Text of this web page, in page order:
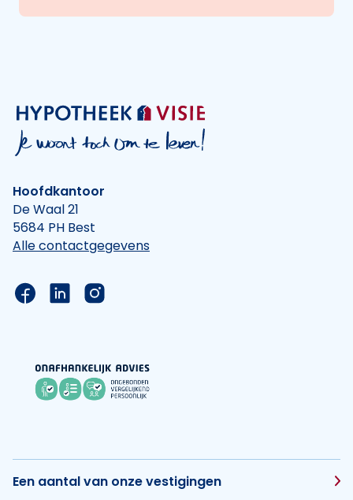
Hoofdkantoor
De Waal 21
5684 PH Best
Alle contactgegevens
Link naar de Facebook pagina van Hypotheek
Link naar de LinkedIn pagina van
Link naar de Instagram pagina van
Een aantal van onze vestigingen